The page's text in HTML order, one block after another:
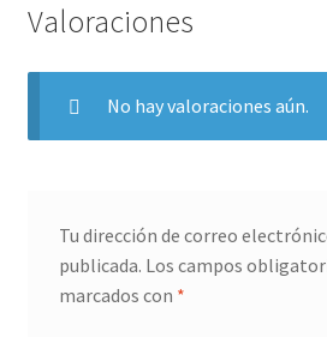
Valoraciones
No hay valoraciones aún.
Tu dirección de correo
publicada. Los campos
marcados con *